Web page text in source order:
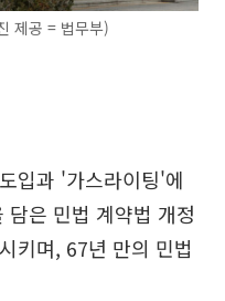
제공 = 법무부)
입과 '가스라이팅'에
은 민법 계약법 개정
키며, 67년 만의 민법